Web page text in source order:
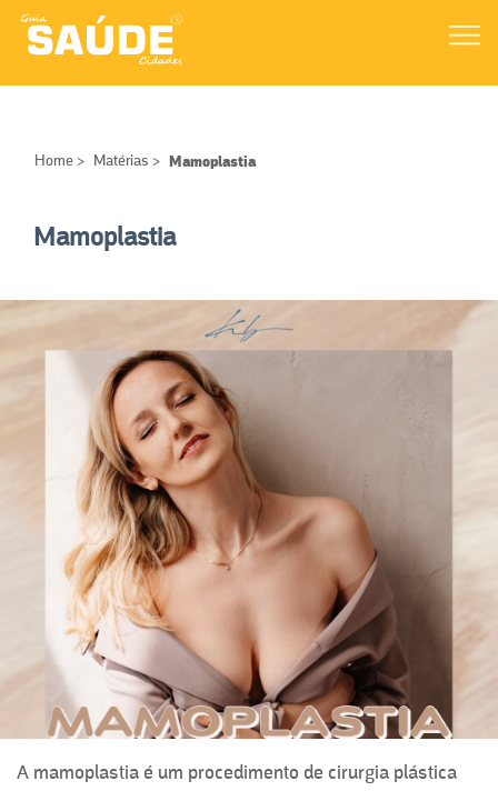
Home > Matérias > Mamoplastia
Mamoplastia
A mamoplastia é um procedimento de cirurgia plástica